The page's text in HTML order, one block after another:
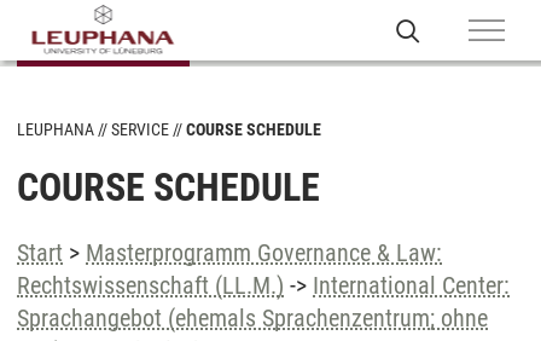
LEUPHANA SERVICE COURSE SCHEDULE
COURSE SCHEDULE
Start > Masterprogramm Governance & Law:
Rechtswissenschaft (LL.M.) -> International Center:
Sprachangebot (ehemals Sprachenzentrum; ohne